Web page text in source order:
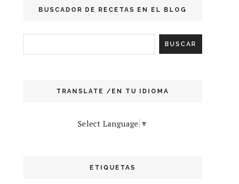
BUSCADOR DE RECETAS EN EL BLOG
TRANSLATE /EN TU IDIOMA
Select Language ▼
ETIQUETAS